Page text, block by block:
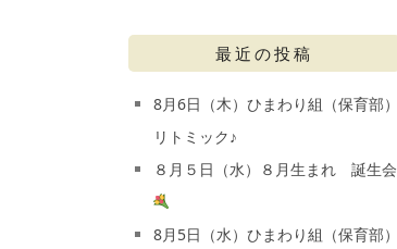
最近の投稿
8月6日（木）ひまわり組（保育部）
リトミック♪
８月５日（水）８月生まれ 誕生会
8月5日（水）ひまわり組（保育部）